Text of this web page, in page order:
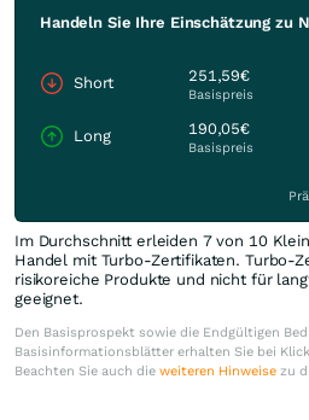
Handeln Sie Ihre Einschätzung zu
Short 251,59€
Basispreis
Long 190,05€
Basispreis
Im Durchschnitt erleiden 7 von 10
Handel mit Turbo-Zertifikaten. Turbo-
risikoreiche Produkte und nicht für
geeignet.
Den Basisprospekt sowie die Endgültigen
Basisinformationsblätter erhalten Sie bei
Beachten Sie auch die weiteren Hinweise zu